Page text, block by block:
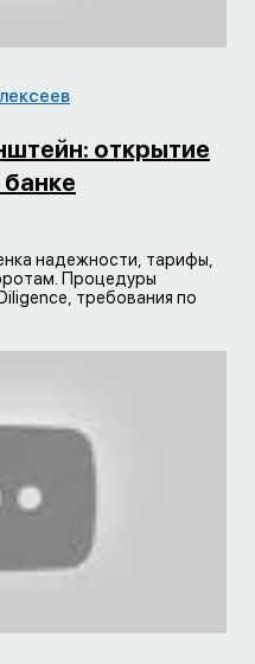
открытие
надежности, тарифы,
Процедуры
требования по